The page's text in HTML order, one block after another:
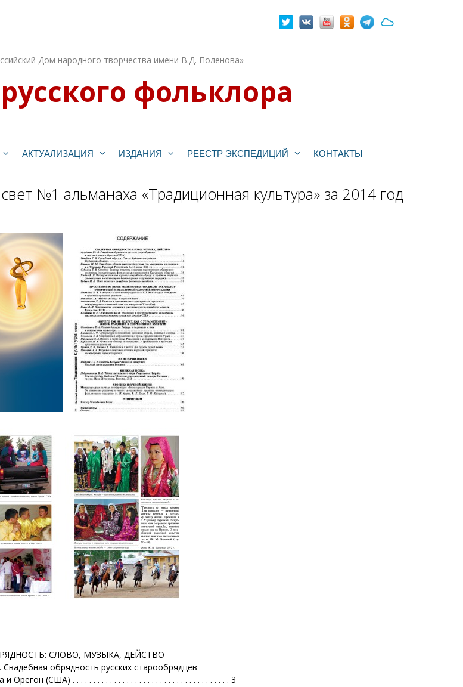
Дом народного творчества имени В.Д. Поленова»
фольклора
АКТУАЛИЗАЦИЯ ИЗДАНИЯ РЕЕСТР ЭКСПЕДИЦИЙ КОНТАКТЫ
№1 альманаха «Традиционная культура» за 2014 год
СЛОВО, МУЗЫКА, ДЕЙСТВО
обрядность русских старообрядцев
Орегон (США) . . . . . . . . . . . . . . . . . . . . . . . . . . . . . . . . . . . . . . 3